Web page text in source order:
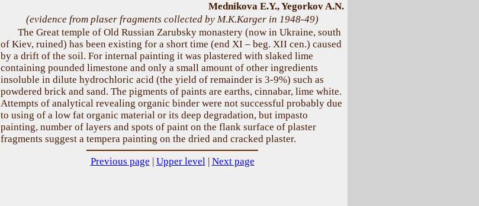
Mednikova E.Y., Yegorkov A.N.
(evidence from plaser fragments collected by M.K.Karger in 1948-49)
The Great temple of Old Russian Zarubsky monastery (now in Ukraine, south
of Kiev, ruined) has been existing for a short time (end XI – beg. XII cen.) caused
by a drift of the soil. For internal painting it was plastered with slaked lime
containing pounded limestone and only a small amount of other ingredients
insoluble in dilute hydrochloric acid (the yield of remainder is 3-9%) such as
powdered brick and sand. The pigments of paints are earths, cinnabar, lime white.
Attempts of analytical revealing organic binder were not successful probably due
to using of a low fat organic material or its deep degradation, but impasto
painting, number of layers and spots of paint on the flank surface of plaster
fragments suggest a tempera painting on the dried and cracked plaster.
Previous page | Upper level| Next page